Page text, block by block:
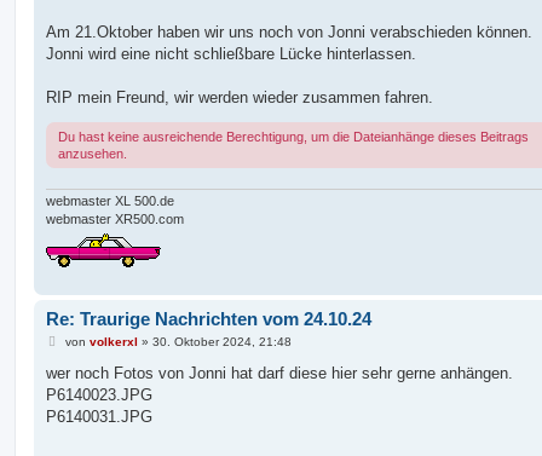
Am 21.Oktober haben wir uns noch von Jonni verabschieden können.
Jonni wird eine nicht schließbare Lücke hinterlassen.
RIP mein Freund, wir werden wieder zusammen fahren.
Du hast keine ausreichende Berechtigung, um die Dateianhänge dieses Beitrags
anzusehen.
webmaster XL 500.de
webmaster XR500.com
Re: Traurige Nachrichten vom 24.10.24
B
i
r
a
von volkerxl » 30. Oktober 2024, 21:48
wer noch Fotos von Jonni hat darf diese hier sehr gerne anhängen.
P6140023.JPG
P6140031.JPG